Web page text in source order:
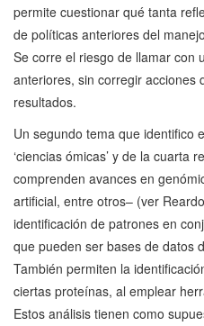
permite cuestionar qué tanta
de políticas anteriores del
Se corre el riesgo de llamar con
anteriores, sin corregir acciones
resultados.
Un segundo tema que identifico
‘ciencias ómicas’ y de la cuarta
comprenden avances en
artificial, entre otros– (ver
identificación de patrones en
que pueden ser bases de datos
También permiten la
ciertas proteínas, al emplear
Estos análisis tienen como